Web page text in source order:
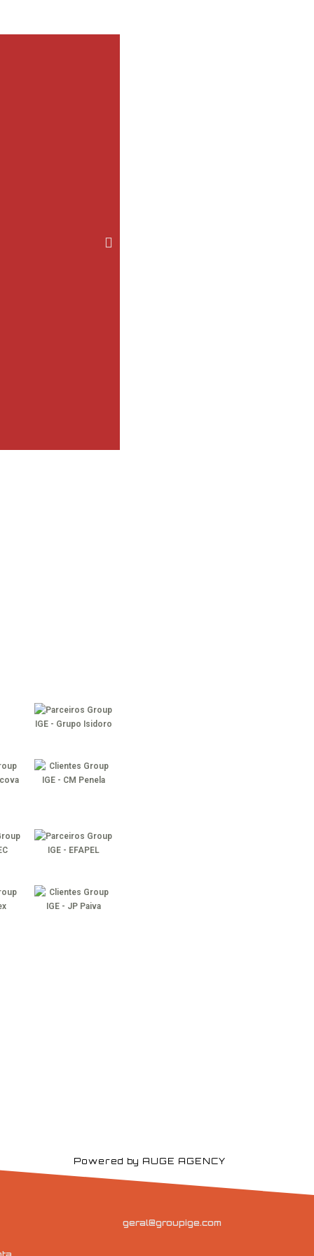
Powered by AUGE AGENCY
geral@groupige.com